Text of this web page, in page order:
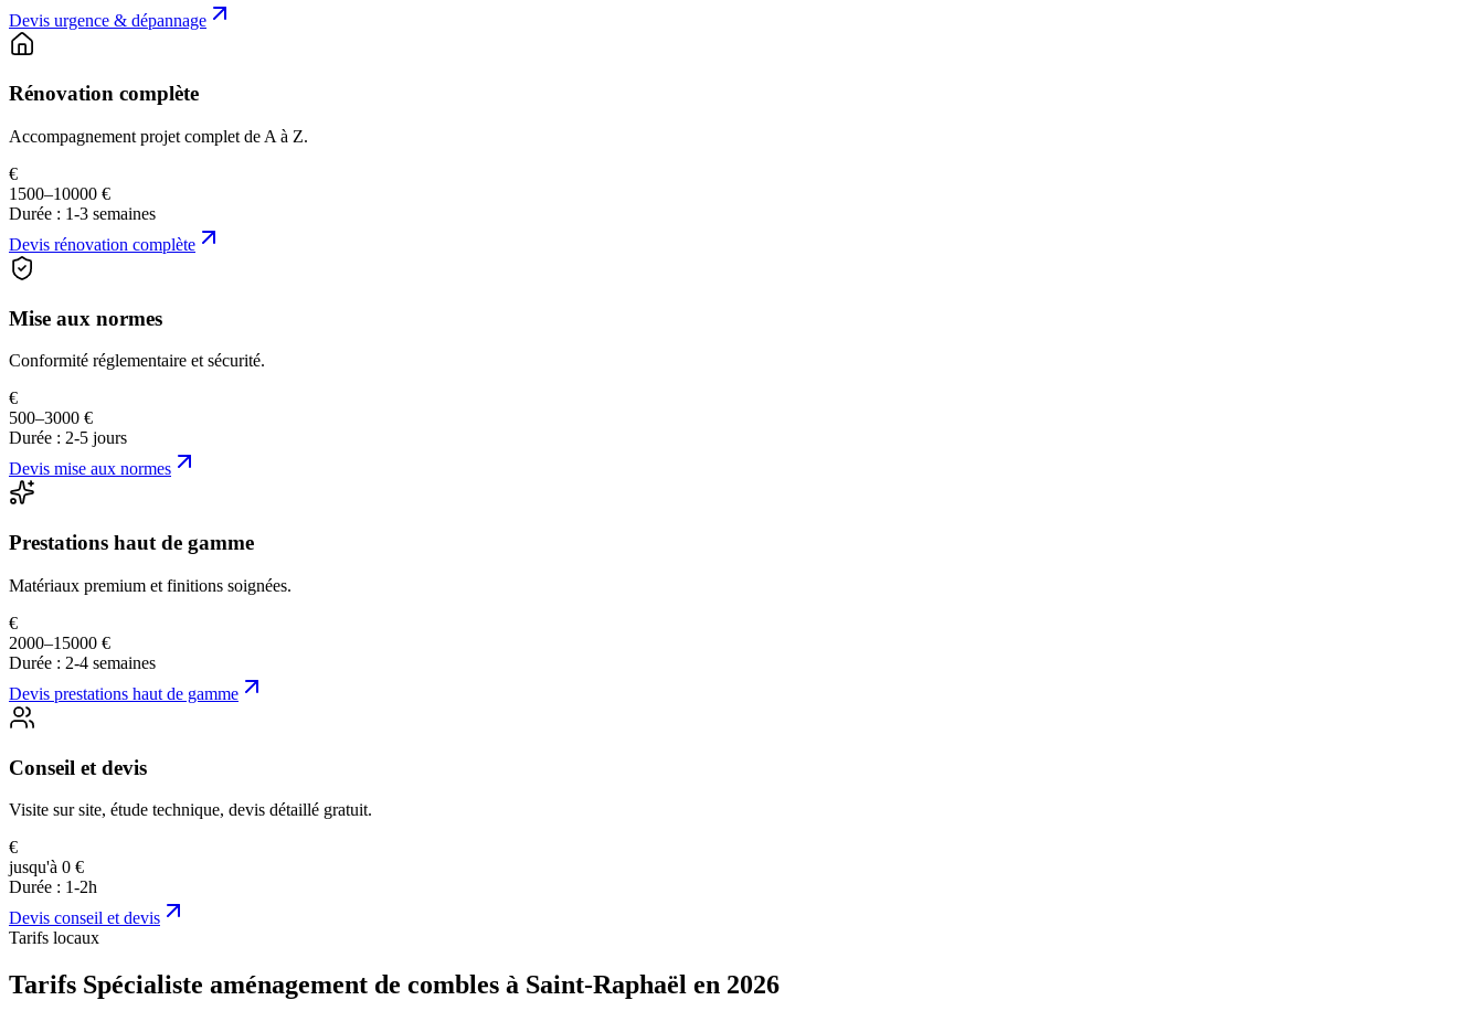
Devis urgence & dépannage
Rénovation complète
Accompagnement projet complet de A à Z.
€
1500–10000 €
Durée : 1-3 semaines
Devis rénovation complète
Mise aux normes
Conformité réglementaire et sécurité.
€
500–3000 €
Durée : 2-5 jours
Devis mise aux normes
Prestations haut de gamme
Matériaux premium et finitions soignées.
€
2000–15000 €
Durée : 2-4 semaines
Devis prestations haut de gamme
Conseil et devis
Visite sur site, étude technique, devis détaillé gratuit.
€
jusqu'à 0 €
Durée : 1-2h
Devis conseil et devis
Tarifs locaux
Tarifs Spécialiste aménagement de combles à Saint-Raphaël en 2026